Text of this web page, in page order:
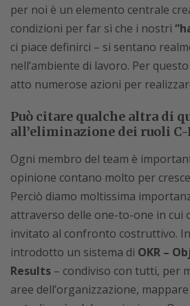
per noi è un elemento centrale
condizioni per far sì che i nostri
ci piace definirci – si sentano
nell’ambiente di lavoro. Per
atto numerose azioni per
Può citare qualche altra di
all’eliminazione dei ruoli C-
Ogni membro del team è
opinione contano molto per
Perciò diamo moltissima
attraverso delle one-to-one in cui
invitato al confronto costruttivo.
introdotto un sistema di OKR –
Results – condiviso con tutti, per
aree dell’organizzazione,